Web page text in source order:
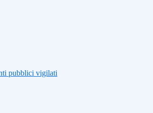
pubblici vigilati